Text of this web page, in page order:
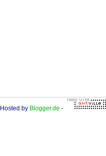
Hosted by Blogger.de -